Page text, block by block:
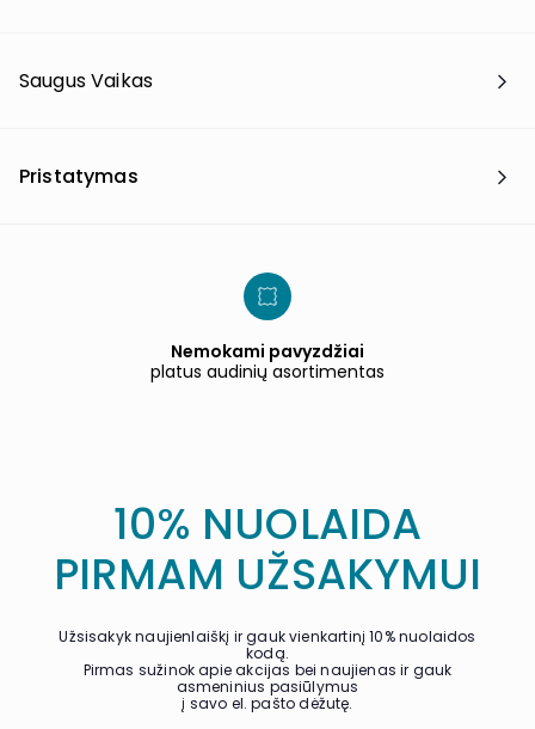
Saugus Vaikas
Pristatymas
Nemokami pavyzdžiai
platus audinių asortimentas
10% NUOLAIDA
PIRMAM UŽSAKYMUI
Užsisakyk naujienlaiškį ir gauk vienkartinį 10% nuolaidos
kodą.
Pirmas sužinok apie akcijas bei naujienas ir gauk
asmeninius pasiūlymus
į savo el. pašto dėžutę.